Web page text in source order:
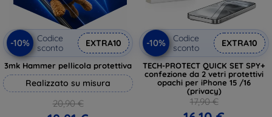
-10%
Codice
sconto
EXTRA10
3mk Hammer pellicola protettiva
Realizzato su misura
20,90 €
-10%
Codice
sconto
EXTRA10
TECH-PROTECT QUICK SET SPY+
confezione da 2 vetri protettivi
opachi per iPhone 15 /16
(privacy)
17,90 €